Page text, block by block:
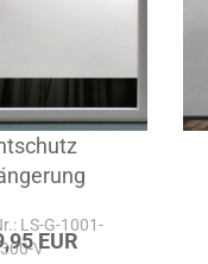
LS-G-1001-
300-VEUR